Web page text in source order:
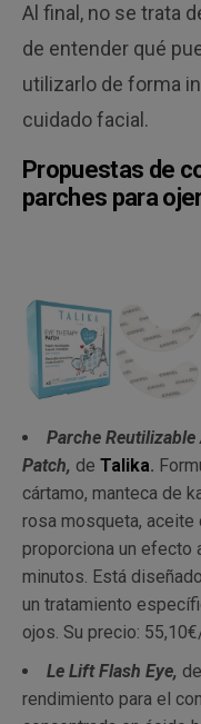
Al final, no se trata
de entender qué
utilizarlo de forma
cuidado facial.
Propuestas de
parches para
Parche
Patch, de Talika.
cártamo, manteca de
rosa mosqueta, aceite
proporciona un efecto
minutos. Está
un tratamiento
ojos. Su precio:
Le Lift Flash Eye, de
rendimiento para el